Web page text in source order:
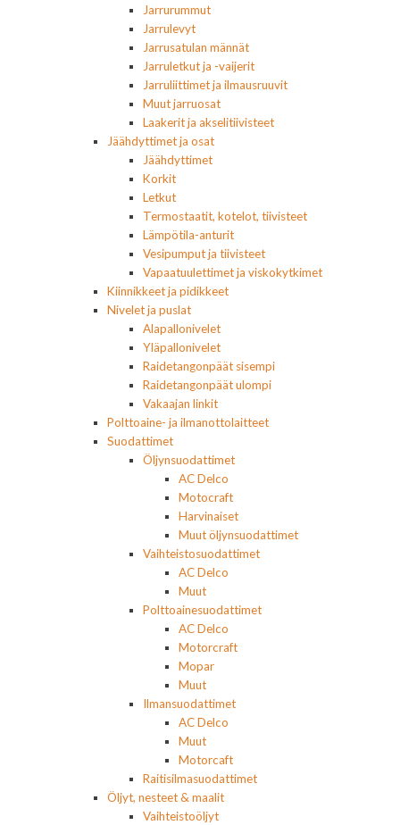
Jarrurummut
Jarrulevyt
Jarrusatulan männät
Jarruletkut ja -vaijerit
Jarruliittimet ja ilmausruuvit
Muut jarruosat
Laakerit ja akselitiivisteet
Jäähdyttimet ja osat
Jäähdyttimet
Korkit
Letkut
Termostaatit, kotelot, tiivisteet
Lämpötila-anturit
Vesipumput ja tiivisteet
Vapaatuulettimet ja viskokytkimet
Kiinnikkeet ja pidikkeet
Nivelet ja puslat
Alapallonivelet
Yläpallonivelet
Raidetangonpäät sisempi
Raidetangonpäät ulompi
Vakaajan linkit
Polttoaine- ja ilmanottolaitteet
Suodattimet
Öljynsuodattimet
AC Delco
Motocraft
Harvinaiset
Muut öljynsuodattimet
Vaihteistosuodattimet
AC Delco
Muut
Polttoainesuodattimet
AC Delco
Motorcraft
Mopar
Muut
Ilmansuodattimet
AC Delco
Muut
Motorcaft
Raitisilmasuodattimet
Öljyt, nesteet & maalit
Vaihteistoöljyt